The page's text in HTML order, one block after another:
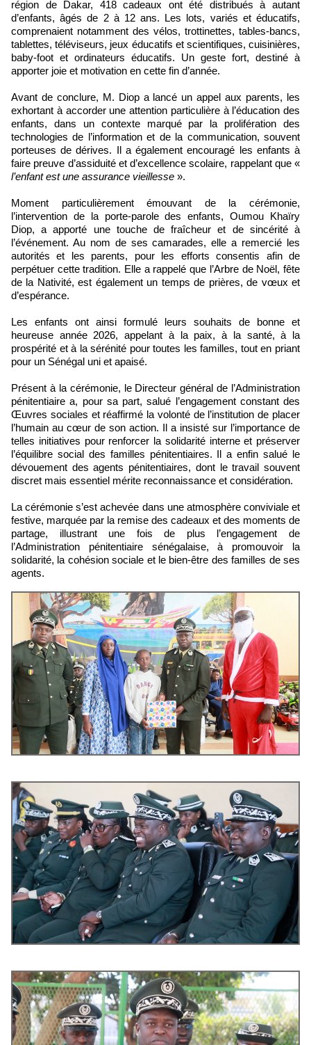
région de Dakar, 418 cadeaux ont été distribués à autant
d’enfants, âgés de 2 à 12 ans. Les lots, variés et éducatifs,
comprenaient notamment des vélos, trottinettes, tables-bancs,
tablettes, téléviseurs, jeux éducatifs et scientifiques, cuisinières,
baby-foot et ordinateurs éducatifs. Un geste fort, destiné à
apporter joie et motivation en cette fin d’année.
Avant de conclure, M. Diop a lancé un appel aux parents, les
exhortant à accorder une attention particulière à l’éducation des
enfants, dans un contexte marqué par la prolifération des
technologies de l’information et de la communication, souvent
porteuses de dérives. Il a également encouragé les enfants à
faire preuve d’assiduité et d’excellence scolaire, rappelant que «
l’enfant est une assurance vieillesse ».
Moment particulièrement émouvant de la cérémonie,
l’intervention de la porte-parole des enfants, Oumou Khaïry
Diop, a apporté une touche de fraîcheur et de sincérité à
l’événement. Au nom de ses camarades, elle a remercié les
autorités et les parents, pour les efforts consentis afin de
perpétuer cette tradition. Elle a rappelé que l’Arbre de Noël, fête
de la Nativité, est également un temps de prières, de vœux et
d’espérance.
Les enfants ont ainsi formulé leurs souhaits de bonne et
heureuse année 2026, appelant à la paix, à la santé, à la
prospérité et à la sérénité pour toutes les familles, tout en priant
pour un Sénégal uni et apaisé.
Présent à la cérémonie, le Directeur général de l’Administration
pénitentiaire a, pour sa part, salué l’engagement constant des
Œuvres sociales et réaffirmé la volonté de l’institution de placer
l’humain au cœur de son action. Il a insisté sur l’importance de
telles initiatives pour renforcer la solidarité interne et préserver
l’équilibre social des familles pénitentiaires. Il a enfin salué le
dévouement des agents pénitentiaires, dont le travail souvent
discret mais essentiel mérite reconnaissance et considération.
La cérémonie s’est achevée dans une atmosphère conviviale et
festive, marquée par la remise des cadeaux et des moments de
partage, illustrant une fois de plus l’engagement de
l’Administration pénitentiaire sénégalaise, à promouvoir la
solidarité, la cohésion sociale et le bien-être des familles de ses
agents.